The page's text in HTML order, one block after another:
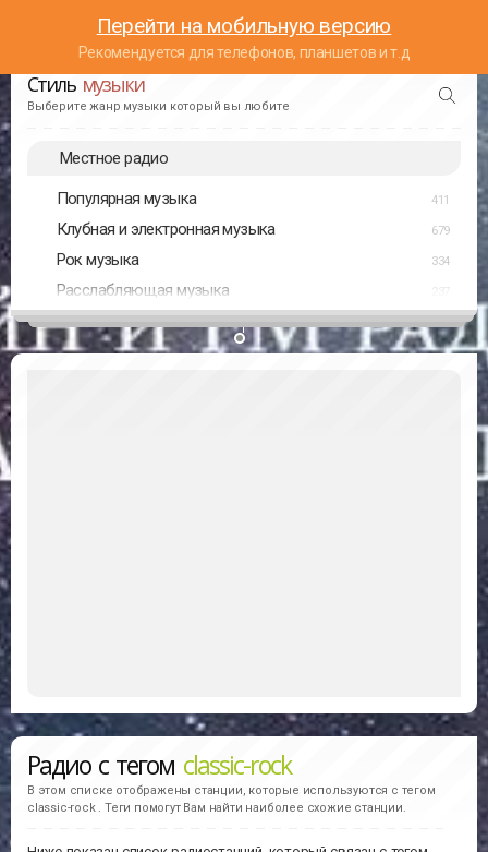
Перейти на мобильную версию
Рекомендуется для телефонов, планшетов и т.д
Стиль музыки
Выберите жанр музыки который вы любите
Местное радио
Популярная музыка 411
Клубная и электронная музыка 679
Рок музыка 334
Расслабляющая музыка
Радио с тегом classic-rock
В этом списке отображены станции, которые используются с тегом
classic-rock . Теги помогут Вам найти наиболее схожие станции.